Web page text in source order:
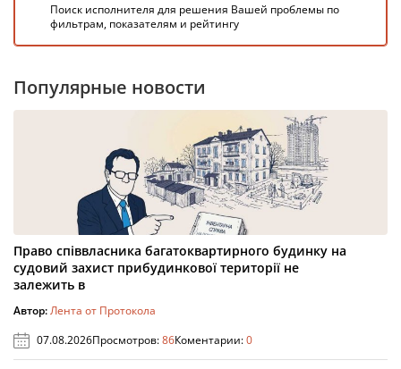
Поиск исполнителя для решения Вашей проблемы по
фильтрам, показателям и рейтингу
Популярные новости
Право співвласника багатоквартирного будинку на
судовий захист прибудинкової території не
залежить в
Автор:Лента от Протокола
07.08.2026Просмотров:86Коментарии:0